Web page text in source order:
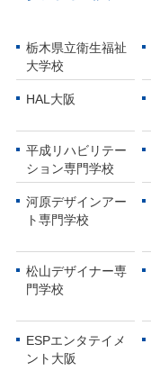
栃木県立衛生福祉
大学校
HAL大阪
平成リハビリテー
ション専門学校
河原デザインアー
ト専門学校
松山デザイナー専
門学校
ESPエンタテイメ
ント大阪